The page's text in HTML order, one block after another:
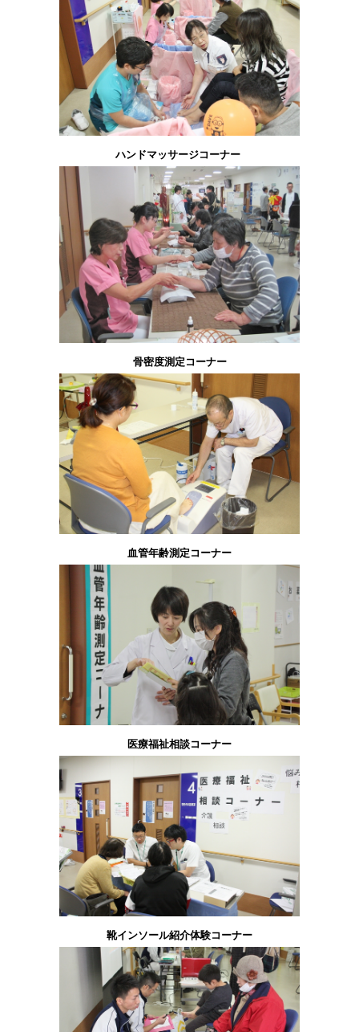
ハンドマッサージコーナー
骨密度測定コーナー
血管年齢測定コーナー
医療福祉相談コーナー
靴インソール紹介体験コーナー